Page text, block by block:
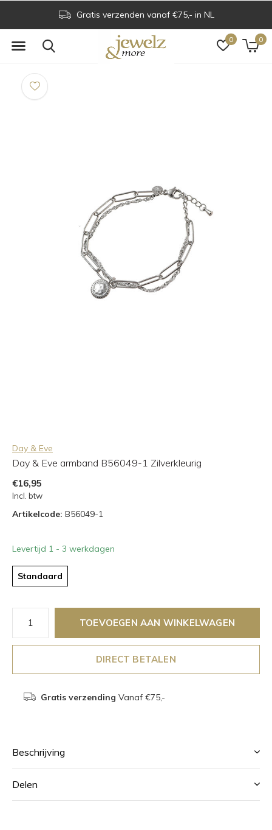
0 0
Gratis verzenden vanaf €75,- in NL
Day & Eve
Day & Eve armband B56049-1 Zilverkleurig
€16,95
Incl. btw
Artikelcode: B56049-1
Levertijd 1 - 3 werkdagen
Standaard
TOEVOEGEN AAN WINKELWAGEN
DIRECT BETALEN
Gratis verzending Vanaf €75,-
Beschrijving
Delen